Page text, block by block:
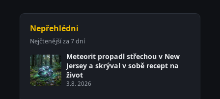
Nepřehlédni
Nejčtenější za 7 dní
Meteorit propadl střechou v New
Jersey a skrýval v sobě recept na
život
3.8. 2026